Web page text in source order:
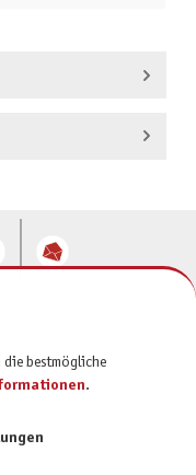
die bestmögliche
.